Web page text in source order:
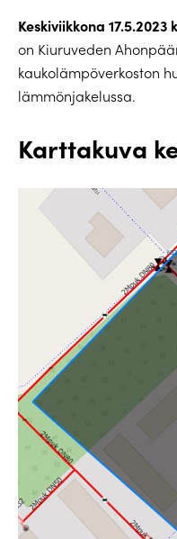
Keskiviikkona 17.5.2023
on Kiuruveden
kaukolämpöverkoston
lämmönjakelussa.
Karttakuva